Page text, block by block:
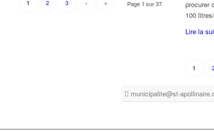
Page 1 sur 37
1 2 3 › »
procurer
100
Lire la
1
municipalite@st-